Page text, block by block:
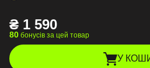
₴ 1 590
80 бонусів за цей товар
У